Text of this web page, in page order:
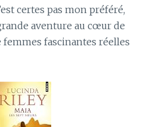
certes pas mon préféré,
aventure au cœur de
fascinantes réelles